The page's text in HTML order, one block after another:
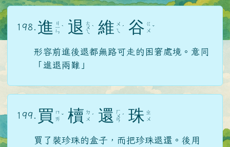
198. 進 ㄐ
ㄧ
ㄣ
ˋ 退 ㄊ
ㄨ
ㄟ
ˋ 維 ㄨ
ㄟ
ˊ 谷 ㄍ
ㄨ ˇ
形容前進後退都無路可走的困窘處境。意同
「進退兩難」
199. 買 ㄇ
ㄞ ˇ 櫝 ㄉ
ㄨ ˊ 還 ㄏ
ㄨ
ㄢ
ˊ 珠 ㄓ
ㄨ
買了裝珍珠的盒子，而把珍珠退還。後用